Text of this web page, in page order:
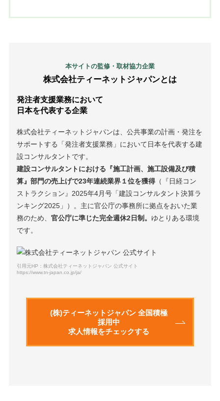
本サイトの監修・取材協力企業
株式会社ティーネットジャパンとは
発注者支援業務において
日本を代表する企業
株式会社ティーネットジャパンは、公共事業の計画・発注を
サポートする「発注者支援業務」において日本を代表する建
設コンサルタントです。
建設コンサルタントにおける『施工計画、施工設備及び積
算』部門の売上げで23年連続業界１位を獲得 （『日経コン
ストラクション』2025年4月号「建設コンサルタント決算ラ
ンキング2025」）。主に官公庁の事務所に拠点をおいた業
務のため、官公庁に準じた完全週休2日制。 ゆとりある環境
です。
引用元HP：株式会社ティーネットジャパン 公式サイト
https://www.tn-japan.co.jp/ja/
(株)ティーネットジャパン 全国積極
採用中
求人情報をチェックする